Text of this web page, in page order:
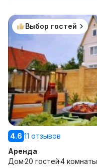
Выбор гостей
4.6 11 отзывов
Аренда
Дом20 гостей4 комнаты